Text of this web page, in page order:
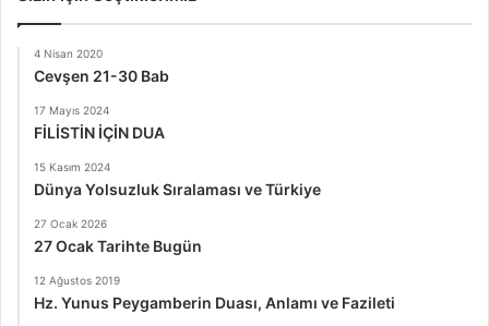
4 Nisan 2020
Cevşen 21-30 Bab
17 Mayıs 2024
FİLİSTİN İÇİN DUA
15 Kasım 2024
Dünya Yolsuzluk Sıralaması ve Türkiye
27 Ocak 2026
27 Ocak Tarihte Bugün
12 Ağustos 2019
Hz. Yunus Peygamberin Duası, Anlamı ve Fazileti